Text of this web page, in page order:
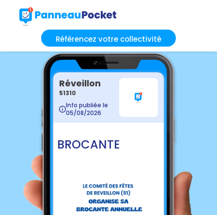
Référencez votre collectivité
Réveillon
51310
Info publiée le
05/08/2026
BROCANTE